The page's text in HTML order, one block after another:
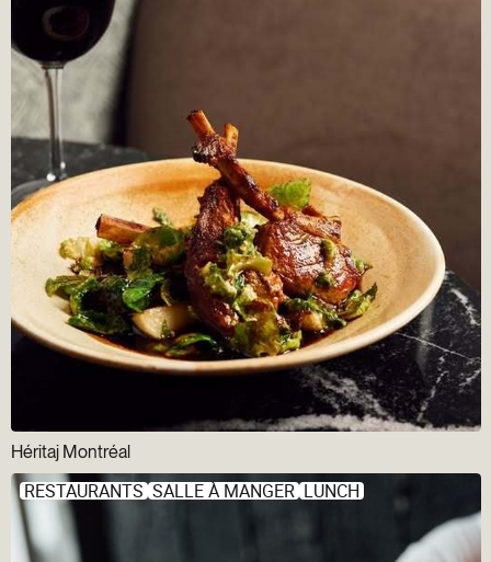
Héritaj Montréal
RESTAURANTS SALLE À MANGER LUNCH